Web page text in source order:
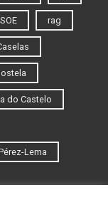
rag
do Castelo
Lema